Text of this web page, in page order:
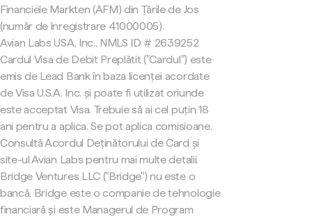
Financiële Markten (AFM) din Țările de Jos
(număr de înregistrare 41000005).
Avian Labs USA, Inc., NMLS ID # 2639252
Cardul Visa de Debit Preplătit ("Cardul") este
emis de Lead Bank în baza licenței acordate
de Visa U.S.A. Inc. și poate fi utilizat oriunde
este acceptat Visa. Trebuie să ai cel puțin 18
ani pentru a aplica. Se pot aplica comisioane.
Consultă Acordul Deținătorului de Card și
site-ul Avian Labs pentru mai multe detalii.
Bridge Ventures LLC ("Bridge") nu este o
bancă. Bridge este o companie de tehnologie
financiară și este Managerul de Program